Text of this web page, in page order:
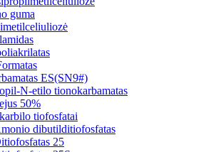
guma
ES(SN9#)
N-etilo tionokarbamatas
50%
tiofosfatai
dibutilditiofosfatas
25